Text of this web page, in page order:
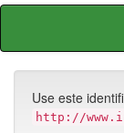
Skip
Use este
http://